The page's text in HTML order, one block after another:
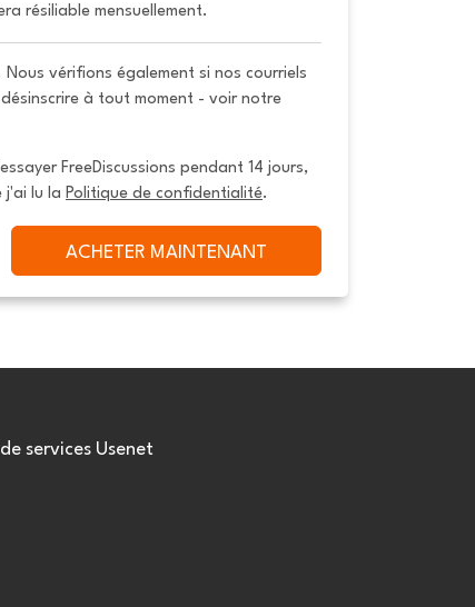
résiliable mensuellement.
vérifions également si nos courriels
à tout moment - voir notre
FreeDiscussions pendant 14 jours,
j'ai lu la Politique de confidentialité.
ACHETER MAINTENANT
services Usenet